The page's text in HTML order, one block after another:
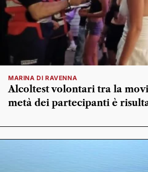
MARINA DI RAVENNA
Alcoltest volontari tra la
metà dei partecipanti è